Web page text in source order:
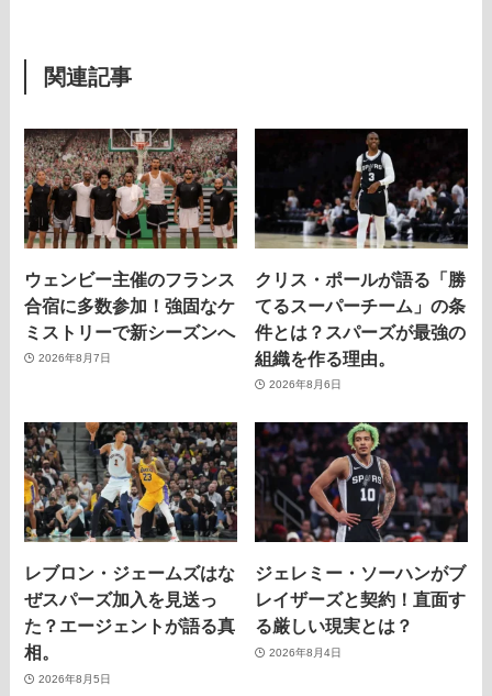
関連記事
ウェンビー主催のフランス
合宿に多数参加！強固なケ
ミストリーで新シーズンへ
2026年8月7日
クリス・ポールが語る「勝
てるスーパーチーム」の条
件とは？スパーズが最強の
組織を作る理由。
2026年8月6日
レブロン・ジェームズはな
ぜスパーズ加入を見送っ
た？エージェントが語る真
相。
2026年8月5日
ジェレミー・ソーハンがブ
レイザーズと契約！直面す
る厳しい現実とは？
2026年8月4日